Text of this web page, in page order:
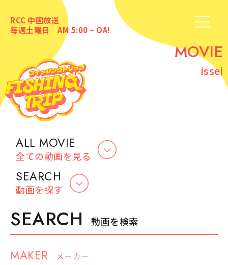
RCC 中国放送
毎週土曜日 AM 5:00 ~ OA!
MOVIE
issei
ALL MOVIE
全ての動画を見る
SEARCH
動画を探す
SEARCH 動画を検索
MAKER メーカー